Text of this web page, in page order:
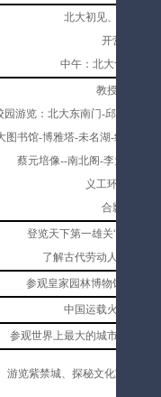
北大初见、圆梦名
开营仪式
中午：北大食堂就餐
教授课程；
园游览： 北大东南门-邱德拔体
图书馆-博雅塔-未名湖-红楼（“德
蔡元培像--南北阁-李大钊像-
义工环保活动；
合影留念
登览天下第一雄关“万里长
了解古代劳动人民建造
参观皇家园林博物馆，了解
中国运载火箭技术
参观世界上最大的城市中心广
游览紫禁城、探秘文化宝藏、